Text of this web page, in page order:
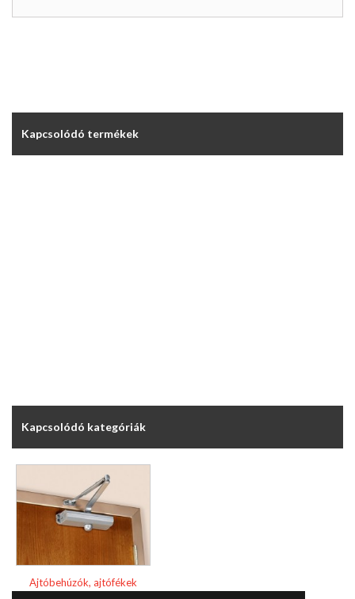
Kapcsolódó termékek
Kapcsolódó kategóriák
Ajtóbehúzók, ajtófékek